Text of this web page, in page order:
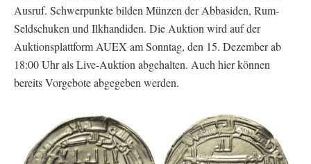
Ausruf. Schwerpunkte bilden Münzen der Abbasiden, Rum-
Seldschuken und Ilkhandiden. Die Auktion wird auf der
Auktionsplattform AUEX am Sonntag, den 15. Dezember ab
18:00 Uhr als Live-Auktion abgehalten. Auch hier können
bereits Vorgebote abgegeben werden.